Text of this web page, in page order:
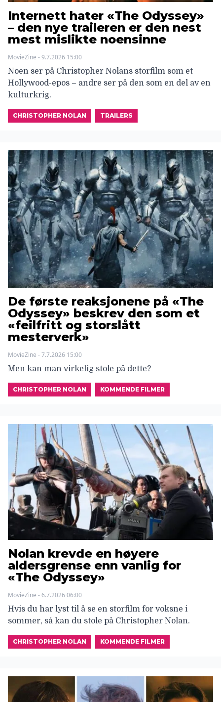
Internett hater «The Odyssey»
– den nye traileren er den nest
mest mislikte noensinne
MovieZine - 9.7.2026 15:00
Noen ser på Christopher Nolans storfilm som et
Hollywood-epos – andre ser på den som en del av en
kulturkrig.
CHRISTOPHER NOLAN TRAILERS
De første reaksjonene på «The
Odyssey» beskrev den som et
«feilfritt og storslått
mesterverk»
MovieZine - 7.7.2026 15:00
Men kan man virkelig stole på dette?
CHRISTOPHER NOLAN KOMMENDE FILMER
Nolan krevde en høyere
aldersgrense enn vanlig for
«The Odyssey»
MovieZine - 6.7.2026 06:00
Hvis du har lyst til å se en storfilm for voksne i
sommer, så kan du stole på Christopher Nolan.
CHRISTOPHER NOLAN KOMMENDE FILMER